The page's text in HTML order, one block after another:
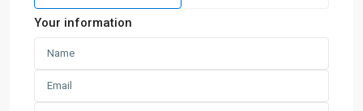
Your information